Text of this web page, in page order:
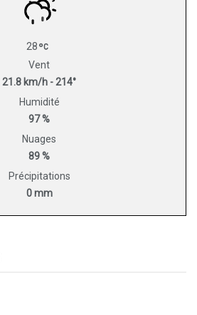
28
Vent
21.8 km/h - 214°
Humidité
97 %
Nuages
89 %
Précipitations
0 mm